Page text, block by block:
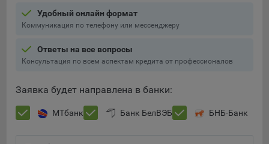
Удобный онлайн формат
Коммуникация по телефону или мессенджеру
Ответы на все вопросы
Консультация по всем аспектам кредита от профессионалов
Заявка будет направлена в банки:
МТбанк Банк БелВЭБ БНБ-Банк